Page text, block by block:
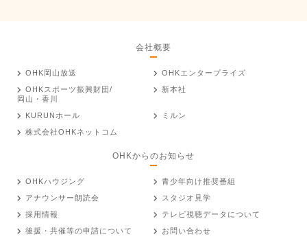
会社概要
OHK岡山放送
OHKエンタープライズ
OHKスポーツ振興財団/
岡山・香川
新本社
KURUNホール
ミルン
株式会社OHKネットコム
OHKからのお知らせ
OHKハウジング
青少年向け推奨番組
アナウンサー朗読会
スタジオ見学
採用情報
テレビ視聴データについて
後援・共催等の申請について
お問い合わせ